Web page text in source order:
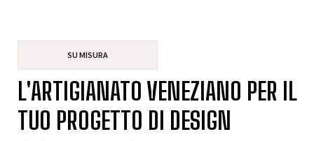
SU MISURA
L'ARTIGIANATO VENEZIANO PER IL
TUO PROGETTO DI DESIGN